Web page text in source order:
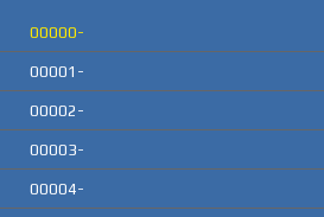
00000-
00001-
00002-
00003-
00004-